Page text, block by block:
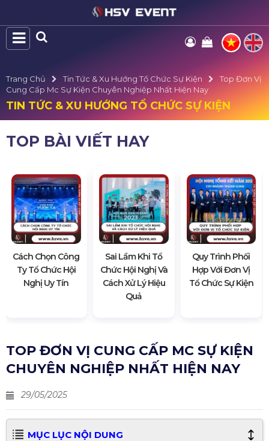
Trang Chủ Tin Tức & Xu Hướng Tổ Chức Sự Kiện
Top Đơn Vị
Cung Cấp Mc Sự Kiện Chuyên Nghiệp Nhất Hiện Nay
TIN TỨC & XU HƯỚNG TỔ CHỨC SỰ KIỆN
TOP BÀI VIẾT HAY
Cách Chọn Công
Ty Tổ Chức Hội
Nghị Uy Tín
Sai Lầm Khi Tổ
Chức Hội Nghị Và
Cách Xử Lý Hiệu
Quả
Quy Trình Phối
Hợp Với Đơn Vị
Tổ Chức Sự Kiện
TOP ĐƠN VỊ CUNG CẤP MC SỰ KIỆN
CHUYÊN NGHIỆP NHẤT HIỆN NAY
29/05/2025
MỤC LỤC NỘI DUNG